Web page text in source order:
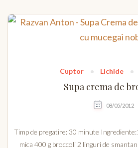
Cuptor Lichide
Supa crema de
08/05/2012
Timp de pregatire: 30 minute
mica 400 g broccoli 2 linguri de